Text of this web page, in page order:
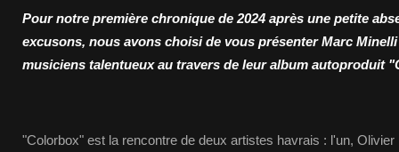
Pour notre première chronique de 2024 après une petite
excusons, nous avons choisi de vous présenter Marc
musiciens talentueux au travers de leur album autoproduit
"Colorbox" est la rencontre de deux artistes havrais : l'un,